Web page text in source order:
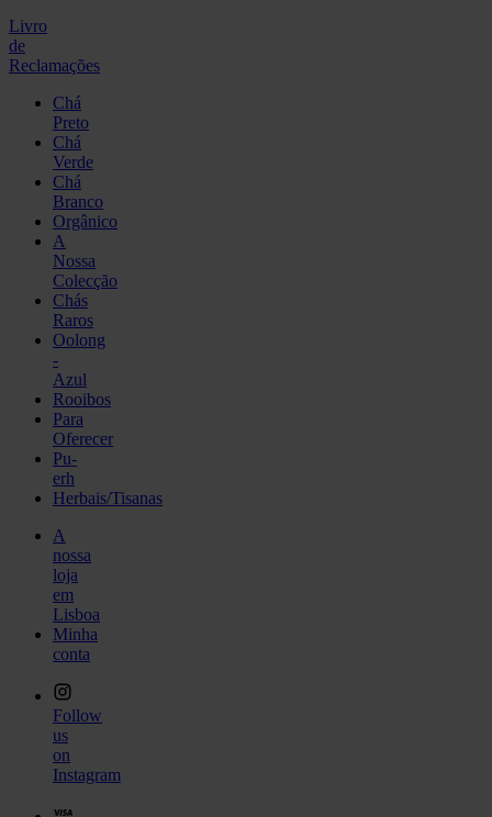
Livro
de
Reclamações
Chá
Preto
Chá
Verde
Chá
Branco
Orgânico
A
Nossa
Colecção
Chás
Raros
Oolong
-
Azul
Rooibos
Para
Oferecer
Pu-
erh
Herbais/Tisanas
A
nossa
loja
em
Lisboa
Minha
conta
Follow
us
on
Instagram